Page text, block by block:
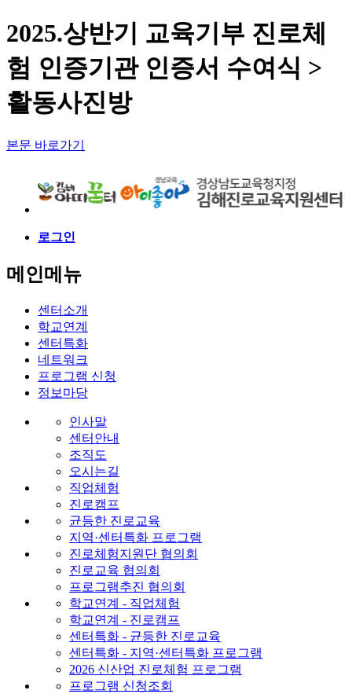
2025.상반기 교육기부 진로체
험 인증기관 인증서 수여식 >
활동사진방
본문 바로가기
로그인
메인메뉴
센터소개
학교연계
센터특화
네트워크
프로그램 신청
정보마당
인사말
센터안내
조직도
오시는길
직업체험
진로캠프
균등한 진로교육
지역·센터특화 프로그램
진로체험지원단 협의회
진로교육 협의회
프로그램추진 협의회
학교연계 - 직업체험
학교연계 - 진로캠프
센터특화 - 균등한 진로교육
센터특화 - 지역·센터특화 프로그램
2026 신산업 진로체험 프로그램
프로그램 신청조회